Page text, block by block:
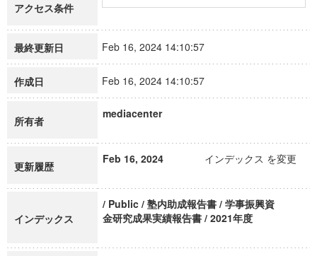
アクセス条件
最終更新日 Feb 16, 2024 14:10:57
作成日 Feb 16, 2024 14:10:57
所有者
mediacenter
更新履歴
Feb 16, 2024 インデックス を変更
インデックス
/ Public / 塾内助成報告書 / 学事振興資
金研究成果実績報告書 / 2021年度